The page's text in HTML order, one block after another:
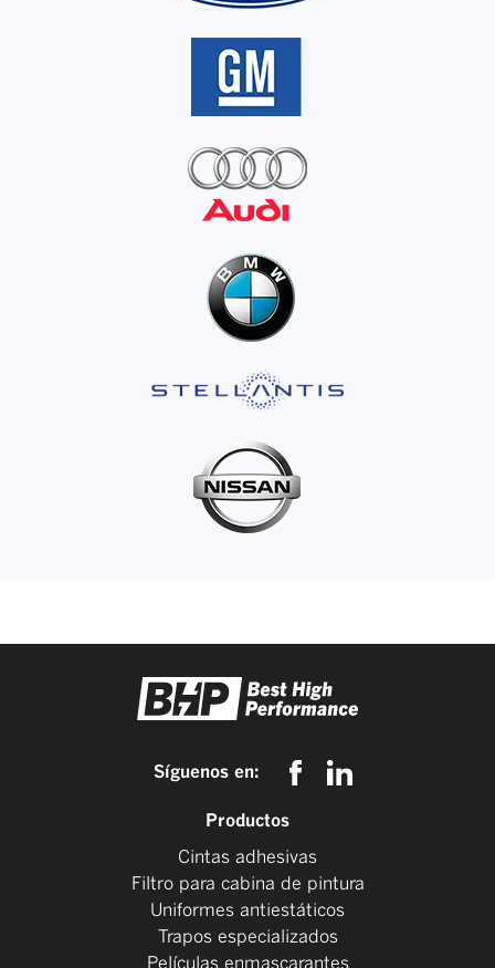
Síguenos en:
Productos
Cintas adhesivas
Filtro para cabina de pintura
Uniformes antiestáticos
Trapos especializados
Películas enmascarantes